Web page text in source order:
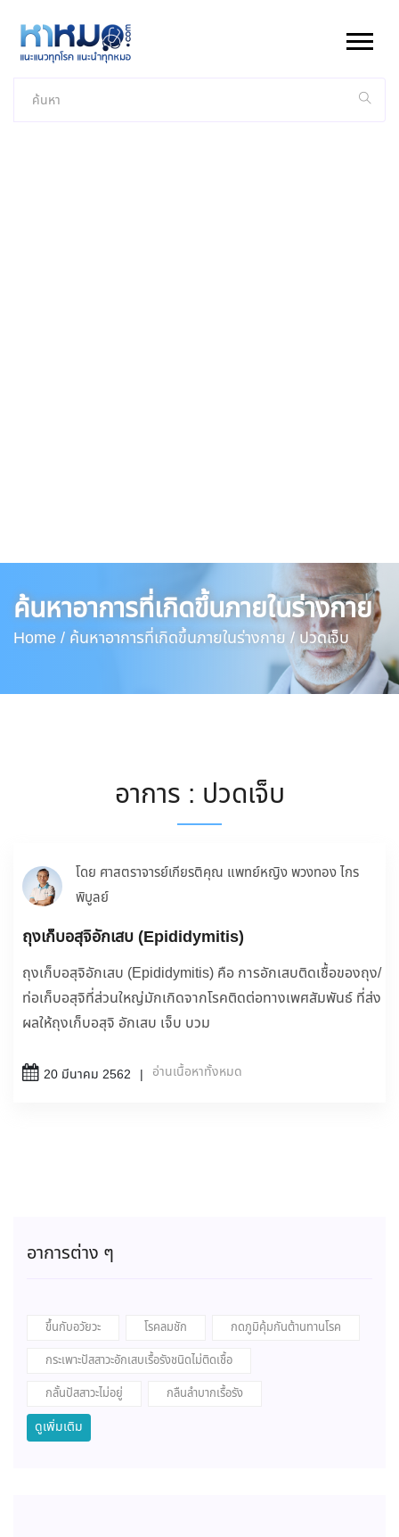
ค้นหาอาการที่เกิดขึ้นภายในร่างกาย
Home / ค้นหาอาการที่เกิดขึ้นภายในร่างกาย / ปวดเจ็บ
อาการ : ปวดเจ็บ
โดย ศาสตราจารย์เกียรติคุณ แพทย์หญิง พวงทอง ไกร
พิบูลย์
ถุงเก็บอสุจิอักเสบ (Epididymitis)
ถุงเก็บอสุจิอักเสบ (Epididymitis) คือ การอักเสบติดเชื้อของถุง/
ท่อเก็บอสุจิที่ส่วนใหญ่มักเกิดจากโรคติดต่อทางเพศสัมพันธ์ ที่ส่ง
ผลให้ถุงเก็บอสุจิ อักเสบ เจ็บ บวม
20 มีนาคม 2562 อ่านเนื้อหาทั้งหมด
อาการต่าง ๆ
ขึ้นกับอวัยวะ โรคลมชัก
กดภูมิคุ้มกันต้านทานโรค
กระเพาะปัสสาวะอักเสบเรื้อรังชนิดไม่ติดเชื้อ
กลั้นปัสสาวะไม่อยู่
กลืนลำบากเรื้อรัง
ดูเพิ่มเติม